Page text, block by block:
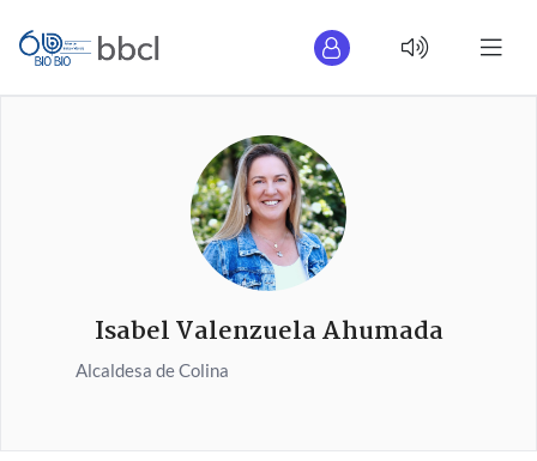
Isabel Valenzuela Ahumada
Alcaldesa de Colina